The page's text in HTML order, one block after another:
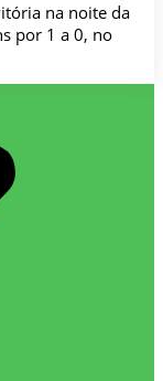
na noite da
por 1 a 0, no